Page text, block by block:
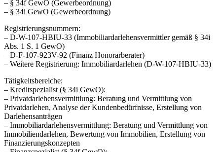
– § 34f GewO (Gewerbeordnung)
– § 34i GewO (Gewerbeordnung)
Registrierungsnummern:
– D-W-107-HBIU-33 (Immobiliardarlehensvermittler gemäß § 34i
Abs. 1 S. 1 GewO)
– D-F-107-923V-92 (Finanz Honorarberater)
– Weitere Registrierung: Immobiliardarlehen (D-W-107-HBIU-33)
Tätigkeitsbereiche:
– Kreditspezialist (§ 34i GewO):
– Privatdarlehensvermittlung: Beratung und Vermittlung von
Privatdarlehen, Analyse der Kundenbedürfnisse, Erstellung von
Darlehensanträgen
– Immobiliardarlehensvermittlung: Beratung und Vermittlung von
Immobiliendarlehen, Bewertung von Immobilien, Erstellung von
Finanzierungskonzepten